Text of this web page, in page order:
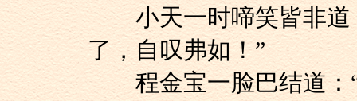
小天一时啼笑皆非道
了，自叹弗如！”
程金宝一脸巴结道：“